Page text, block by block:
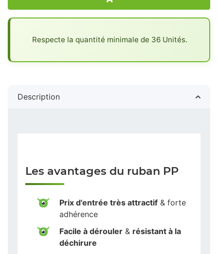
Respecte la quantité minimale de 36 Unités.
Description
Les avantages du ruban PP
Prix d'entrée très attractif & forte
adhérence
Facile à dérouler & résistant à la
déchirure